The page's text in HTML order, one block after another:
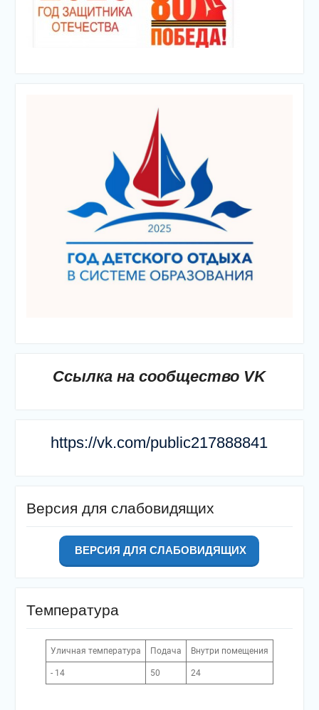
Ссылка на сообщество VK
https://vk.com/public217888841
Версия для слабовидящих
ВЕРСИЯ ДЛЯ СЛАБОВИДЯЩИХ
Температура
Уличная температура Подача Внутри помещения
- 14 50 24